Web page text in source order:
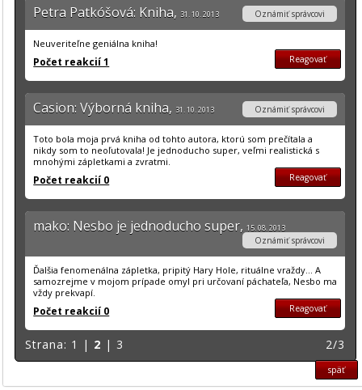
Petra Patkóšová: Kniha, 31. 10. 2013 Oznámiť správcovi
Neuveriteľne geniálna kniha!
Počet reakcií 1 Reagovať
Casion: Výborná kniha, 31. 10. 2013 Oznámiť správcovi
Toto bola moja prvá kniha od tohto autora, ktorú som prečítala a
nikdy som to neoľutovala! Je jednoducho super, veľmi realistická s
mnohými zápletkami a zvratmi.
Počet reakcií 0 Reagovať
mako: Nesbo je jednoducho super,15. 08. 2013
Oznámiť správcovi
Ďalšia fenomenálna zápletka, pripitý Hary Hole, rituálne vraždy... A
samozrejme v mojom prípade omyl pri určovaní páchateľa, Nesbo ma
vždy prekvapí.
Počet reakcií 0 Reagovať
Strana: 1 | 2 | 3 2/3
späť